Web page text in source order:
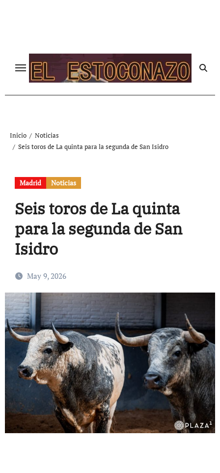
Inicio
Noticias
Seis toros de La quinta para la segunda de San Isidro
Madrid Noticias
Seis toros de La quinta
para la segunda de San
Isidro
May 9, 2026